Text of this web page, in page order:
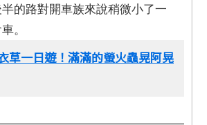
的路對開車族來說稍微小了一
。
草一日遊！滿滿的螢火蟲晃阿晃